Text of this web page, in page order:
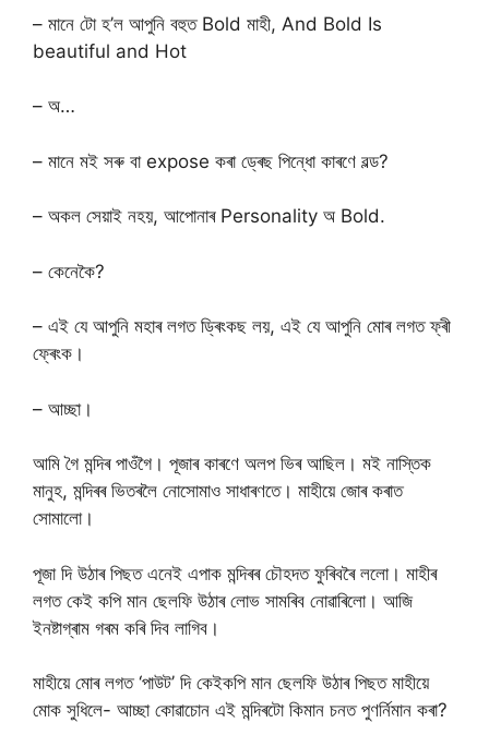
– মানে টো হ’ল আপুনি বহুত Bold মাহী, And Bold Is
beautiful and Hot
– অ…
– মানে মই সৰু বা expose কৰা ড্ৰেছ পিন্ধো কাৰণে বল্ড?
– অকল সেয়াই নহয়, আপোনাৰ Personality অ Bold.
– কেনেকৈ?
– এই যে আপুনি মহাৰ লগত ড্ৰিংকছ লয়, এই যে আপুনি মোৰ লগত ফ্ৰী
ফ্ৰেংক।
– আচ্ছা।
আমি গৈ মন্দিৰ পাওঁগৈ। পূজাৰ কাৰণে অলপ ভিৰ আছিল। মই নাস্তিক
মানুহ, মন্দিৰৰ ভিতৰলৈ নোসোমাও সাধাৰণতে। মাহীয়ে জোৰ কৰাত
সোমালো।
পূজা দি উঠাৰ পিছত এনেই এপাক মন্দিৰৰ চৌহদত ফুৰিবৰৈ ললো। মাহীৰ
লগত কেই কপি মান ছেলফি উঠাৰ লোভ সামৰিব নোৱাৰিলো। আজি
ইনষ্টাগ্ৰাম গৰম কৰি দিব লাগিব।
মাহীয়ে মোৰ লগত ‘পাউট’ দি কেইকপি মান ছেলফি উঠাৰ পিছত মাহীয়ে
মোক সুধিলে- আচ্ছা কোৱাচোন এই মন্দিৰটো কিমান চনত পুণৰ্নিমান কৰা?